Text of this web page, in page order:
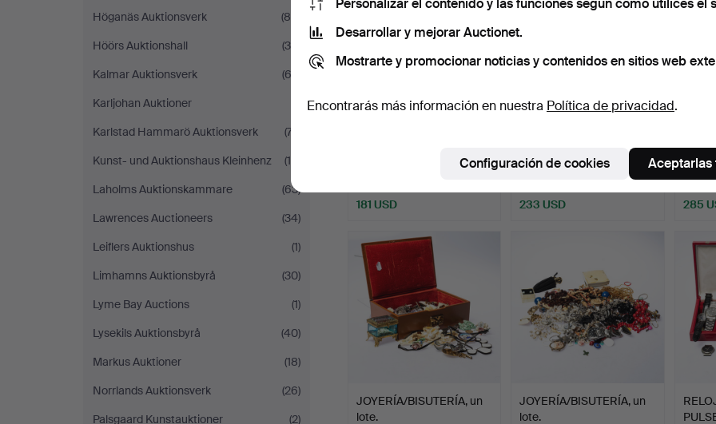
Höganäs Auktionsverk
(88)
Höörs Auktionshall
(35)
Kalmar Auktionsverk
(62)
Karljohan Auktioner
Karlstad Hammarö Auktionsverk
(77)
Kunst- und Auktionshaus Kleinhenz
(16)
Laholms Auktionskammare
(63)
Lawrences Auctioneers
(34)
Leiflers Auktionshus
(1)
Limhamns Auktionsbyrå
(30)
Lyme Bay Auctions
(1)
Lysekils Auktionsbyrå
(40)
Markus Auktioner
(18)
Norrlands Auktionsverk
(26)
Palsgaard Kunstauktioner
(2)
Subastado 27 mar 2026
181 USD
Kalevala Koru, Finlandia.
Subastado 26 mar 2026
233 USD 285
JOYERÍA/BISUTERÍA, un
lote.
JOYERÍA/BISUTERÍA, un
lote.
Personalizar el contenido y las funciones según cómo utilices el
Desarrollar y mejorar Auctionet.
Mostrarte y promocionar noticias y contenidos en sitios web
Encontrarás más información en nuestra Política de privacidad.
Configuración de cookies Aceptarlas